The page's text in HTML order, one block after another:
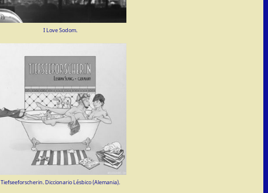
I Love Sodom.
Tiefseeforscherin. Diccionario Lésbico (Alemania).